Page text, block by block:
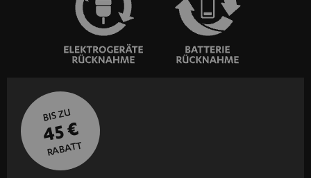
BIS ZU
45 €
RABATT